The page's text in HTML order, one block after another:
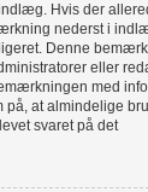
Hvis der
nederst i
Denne
eller
med info
at almindelige
svaret på det